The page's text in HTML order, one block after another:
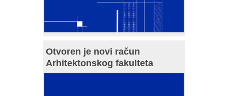
Otvoren je novi račun
Arhitektonskog fakulteta